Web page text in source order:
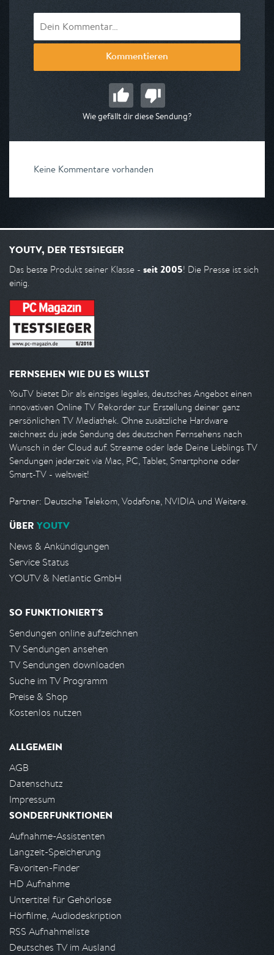
Kommentieren
Wie gefällt dir diese Sendung?
Keine Kommentare vorhanden
YOUTV, DER TESTSIEGER
Das beste Produkt seiner Klasse - seit 2005! Die Presse ist sich
einig.
FERNSEHEN WIE DU ES WILLST
YouTV bietet Dir als einziges legales, deutsches Angebot einen
innovativen Online TV Rekorder zur Erstellung deiner ganz
persönlichen TV Mediathek. Ohne zusätzliche Hardware
zeichnest du jede Sendung des deutschen Fernsehens nach
Wunsch in der Cloud auf. Streame oder lade Deine Lieblings TV
Sendungen jederzeit via Mac, PC, Tablet, Smartphone oder
Smart-TV - weltweit!
Partner: Deutsche Telekom, Vodafone, NVIDIA und Weitere.
ÜBER YOUTV
News & Ankündigungen
Service Status
YOUTV & Netlantic GmbH
SO FUNKTIONIERT'S
Sendungen online aufzeichnen
TV Sendungen ansehen
TV Sendungen downloaden
Suche im TV Programm
Preise & Shop
Kostenlos nutzen
ALLGEMEIN
AGB
Datenschutz
Impressum
SONDERFUNKTIONEN
Aufnahme-Assistenten
Langzeit-Speicherung
Favoriten-Finder
HD Aufnahme
Untertitel für Gehörlose
Hörfilme, Audiodeskription
RSS Aufnahmeliste
Deutsches TV im Ausland